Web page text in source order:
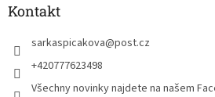
Kontakt
sarkaspicakova@post.cz
+420777623498
Všechny novinky najdete na našem